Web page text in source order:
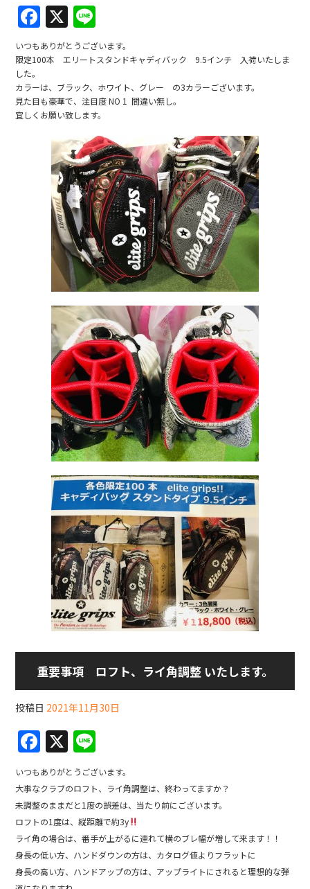
F
a
c
e
b
o
o
k
X
n
e
いつもありがとうございます。
限定100本 エリートスタンドキャディバック 9.5インチ 入荷いたしま
した。
カラーは、ブラック、ホワイト、グレー の3カラーございます。
見た目も豪華で、注目度 NO 1 間違い無し。
宜しくお願い致します。
重要事項 ロフト、ライ角調整 いたします。
投稿日 2021年11月30日
F
a
c
e
b
o
o
X
n
e
いつもありがとうございます。
大事なクラブのロフト、ライ角調整は、終わってますか？
未調整のままだと1度の誤差は、当たり前にございます。
ロフトの1度は、縦距離で約3y
ライ角の場合は、番手が上がるに連れて横のブレ幅が増して来ます！！
身長の低い方、ハンドダウンの方は、カタログ値よりフラットに
身長の高い方、ハンドアップの方は、アップライトにされると理想的な弾